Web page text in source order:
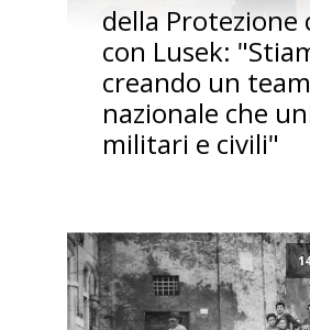
della Protezione
con Lusek:
creando un team
nazionale che
militari e civili"